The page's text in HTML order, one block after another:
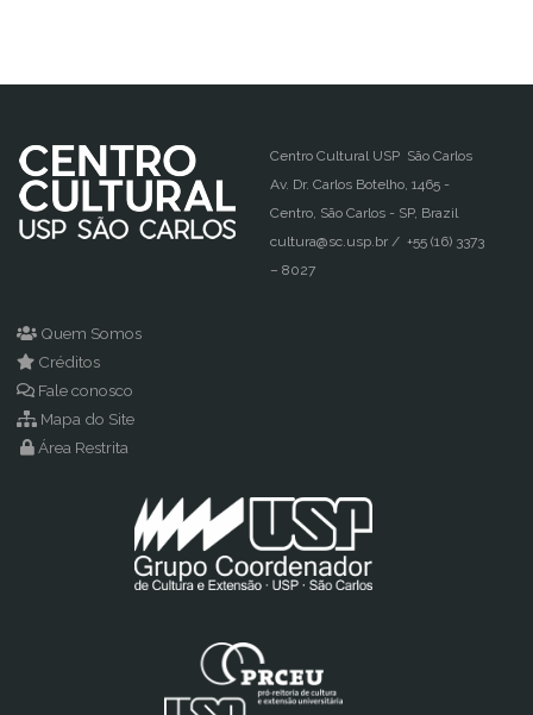
Centro Cultural USP São Carlos
Av. Dr. Carlos Botelho, 1465 -
Centro, São Carlos - SP, Brazil
cultura@sc.usp.br / +55 (16) 3373
– 8027
Quem Somos
Créditos
Fale conosco
Mapa do Site
Área Restrita